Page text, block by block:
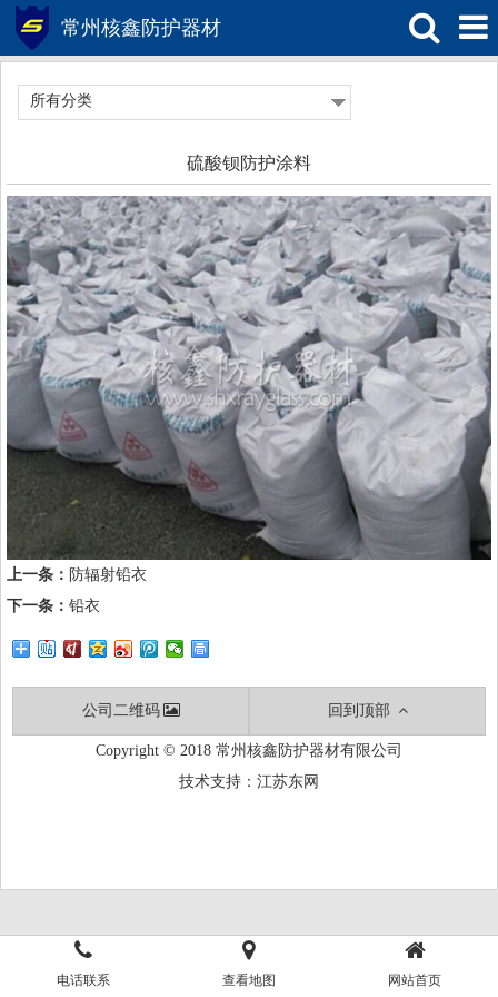
常州核鑫防护器材
所有分类
硫酸钡防护涂料
上一条： 防辐射铅衣
下一条： 铅衣
公司二维码 回到顶部
Copyright © 2018 常州核鑫防护器材有限公司
技术支持： 江苏东网
电话联系 查看地图 网站首页